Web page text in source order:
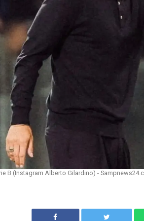
B (Instagram Alberto Gilardino) -